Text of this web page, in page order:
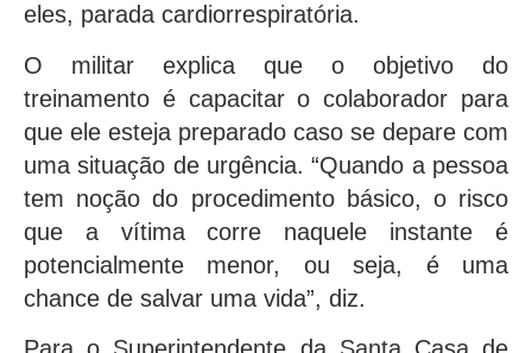
eles, parada cardiorrespiratória.
O militar explica que o objetivo do
treinamento é capacitar o colaborador para
que ele esteja preparado caso se depare com
uma situação de urgência. “Quando a pessoa
tem noção do procedimento básico, o risco
que a vítima corre naquele instante é
potencialmente menor, ou seja, é uma
chance de salvar uma vida”, diz.